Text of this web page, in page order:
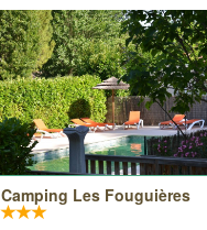
calme, sécurité et tranquillité.
Camping Les Fouguières